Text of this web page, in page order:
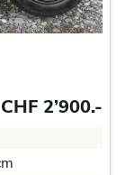
CHF 2’900.-